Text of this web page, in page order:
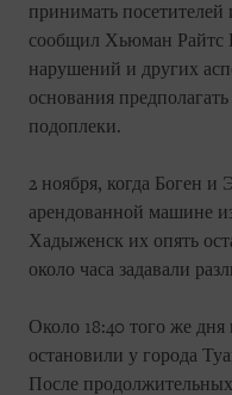
принимать посетителей
сообщил Хьюман Райтс
нарушений и других
основания
подоплеки.
2 ноября, когда Боген и
арендованной машине
Хадыженск их опять
около часа задавали
Около 18:40 того же
остановили у города
После